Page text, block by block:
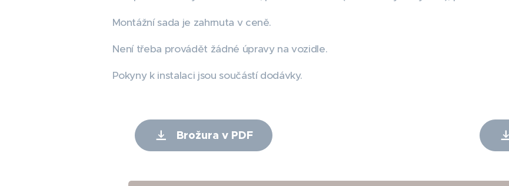
Montážní sada je zahrnuta v ceně.
Není třeba provádět žádné úpravy na vozidle.
Pokyny k instalaci jsou součástí dodávky.
Brožura v PDF